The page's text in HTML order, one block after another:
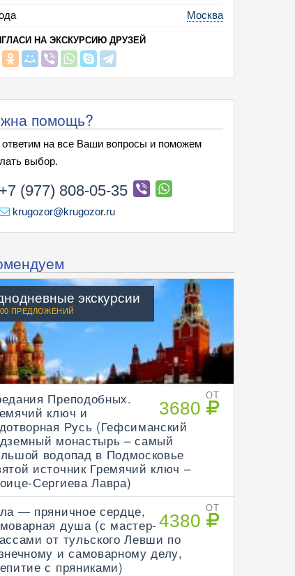
Москва
НА ЭКСКУРСИЮ ДРУЗЕЙ
помощь?
на все Ваши вопросы и поможем
выбор.
+7 (977) 808-05-35
krugozor@krugozor.ru
экскурсии
ПРЕДЛОЖЕНИЙ
ОТ
3680
Преподобных.
ключ и
Русь (Гефсиманский
монастырь – самый
водопад в Подмосковье
источник Гремячий ключ –
Сергиева Лавра)
ОТ
4380
— пряничное сердце,
душа (с мастер-
от тульского Левши по
и самоварному делу,
с пряниками)